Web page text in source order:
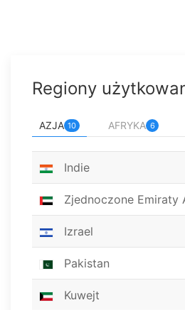
Regiony
AZJA 10 AFRYKA 6
Indie
Zjednoczone Emiraty
Izrael
Pakistan
Kuwejt